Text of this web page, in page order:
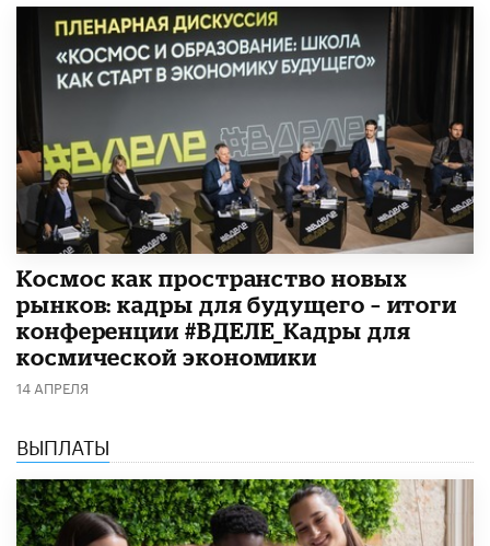
Космос как пространство новых
рынков: кадры для будущего – итоги
конференции #ВДЕЛЕ_Кадры для
космической экономики
14 АПРЕЛЯ
ВЫПЛАТЫ